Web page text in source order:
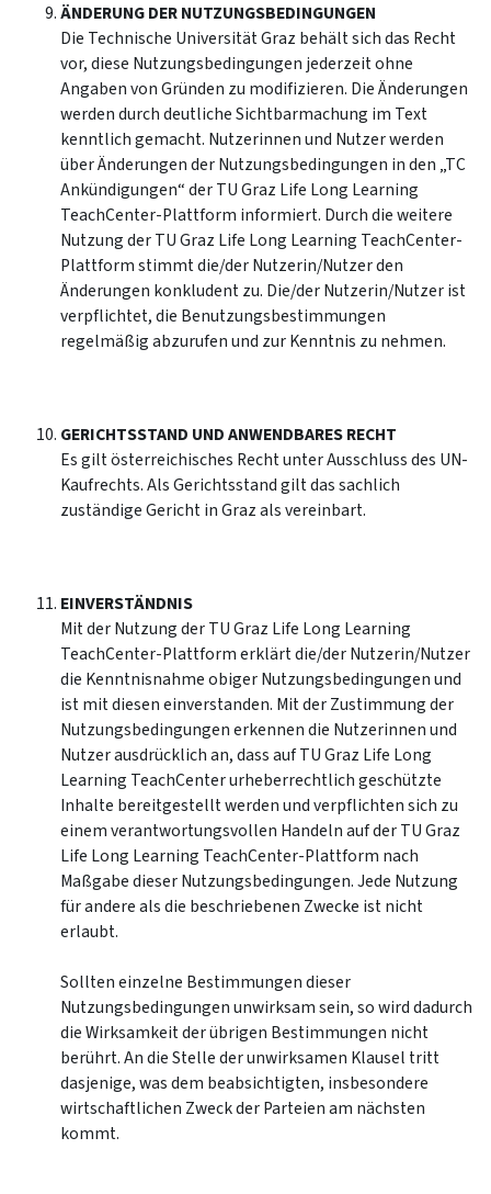
ÄNDERUNG DER NUTZUNGSBEDINGUNGEN
Die Technische Universität Graz behält sich das Recht
vor, diese Nutzungsbedingungen jederzeit ohne
Angaben von Gründen zu modifizieren. Die Änderungen
werden durch deutliche Sichtbarmachung im Text
kenntlich gemacht. Nutzerinnen und Nutzer werden
über Änderungen der Nutzungsbedingungen in den „TC
Ankündigungen“ der TU Graz Life Long Learning
TeachCenter-Plattform informiert. Durch die weitere
Nutzung der TU Graz Life Long Learning TeachCenter-
Plattform stimmt die/der Nutzerin/Nutzer den
Änderungen konkludent zu. Die/der Nutzerin/Nutzer ist
verpflichtet, die Benutzungsbestimmungen
regelmäßig abzurufen und zur Kenntnis zu nehmen.
GERICHTSSTAND UND ANWENDBARES RECHT
Es gilt österreichisches Recht unter Ausschluss des UN-
Kaufrechts. Als Gerichtsstand gilt das sachlich
zuständige Gericht in Graz als vereinbart.
EINVERSTÄNDNIS
Mit der Nutzung der TU Graz Life Long Learning
TeachCenter-Plattform erklärt die/der Nutzerin/Nutzer
die Kenntnisnahme obiger Nutzungsbedingungen und
ist mit diesen einverstanden. Mit der Zustimmung der
Nutzungsbedingungen erkennen die Nutzerinnen und
Nutzer ausdrücklich an, dass auf TU Graz Life Long
Learning TeachCenter urheberrechtlich geschützte
Inhalte bereitgestellt werden und verpflichten sich zu
einem verantwortungsvollen Handeln auf der TU Graz
Life Long Learning TeachCenter-Plattform nach
Maßgabe dieser Nutzungsbedingungen. Jede Nutzung
für andere als die beschriebenen Zwecke ist nicht
erlaubt.
Sollten einzelne Bestimmungen dieser
Nutzungsbedingungen unwirksam sein, so wird dadurch
die Wirksamkeit der übrigen Bestimmungen nicht
berührt. An die Stelle der unwirksamen Klausel tritt
dasjenige, was dem beabsichtigten, insbesondere
wirtschaftlichen Zweck der Parteien am nächsten
kommt.